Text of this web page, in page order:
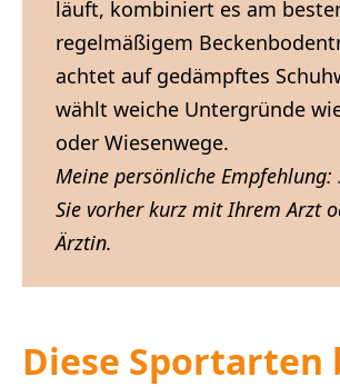
läuft, kombiniert es am
regelmäßigem
achtet auf gedämpftes
wählt weiche Untergründe
oder Wiesenwege.
Meine persönliche Empfehlung:
Sie vorher kurz mit Ihrem Arzt
Ärztin.
Diese Sportarten